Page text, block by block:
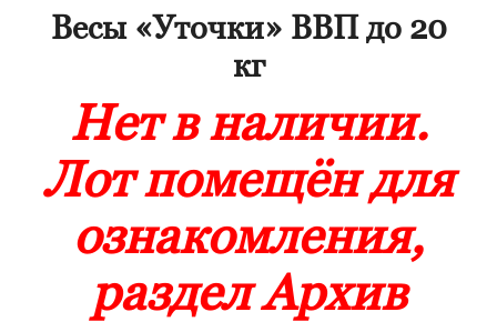
Весы «Уточки» ВВП до 20
кг
Нет в наличии.
Лот помещён для
ознакомления,
раздел Архив